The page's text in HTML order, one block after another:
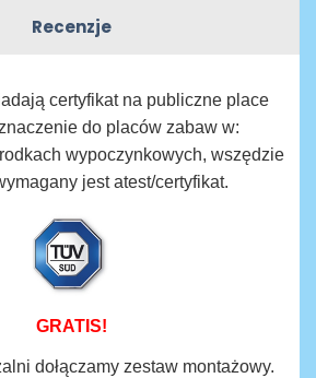
Recenzje
certyfikat na publiczne place
do placów zabaw w:
wypoczynkowych, wszędzie
jest atest/certyfikat.
GRATIS!
dołączamy zestaw montażowy.